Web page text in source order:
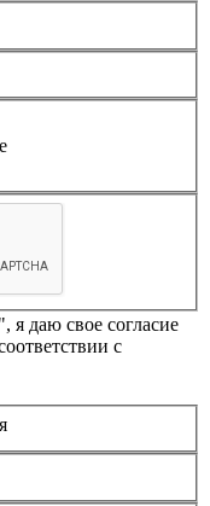
я даю свое согласие
с